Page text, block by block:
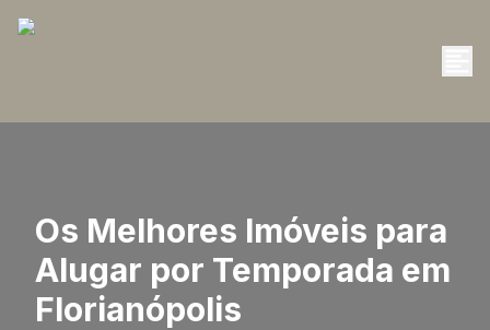
Os Melhores Imóveis para
Alugar por Temporada em
Florianópolis